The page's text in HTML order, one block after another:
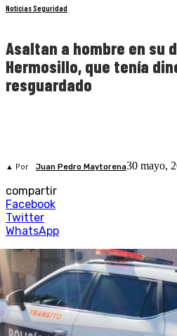
Noticias Seguridad
Asaltan a hombre en su
Hermosillo, que tenía
resguardado
▲ Por Juan Pedro Maytorena30 mayo,
compartir
Facebook
Twitter
WhatsApp